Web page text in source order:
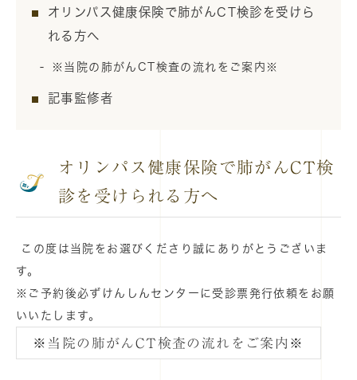
オリンパス健康保険で肺がんCT検診を受けら
れる方へ
※当院の肺がんCT検査の流れをご案内※
記事監修者
オリンパス健康保険で肺がんCT検
診を受けられる方へ
この度は当院をお選びくださり誠にありがとうございま
す。
※ ご予約後必ずけんしんセンターに受診票発行依頼をお願
いいたします。
※当院の肺がんCT検査の流れをご案内※